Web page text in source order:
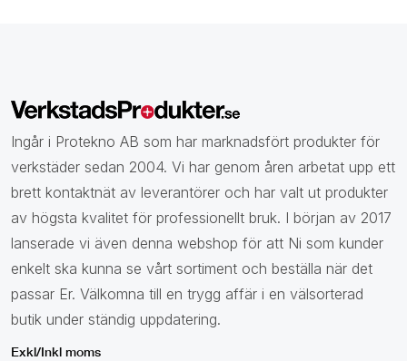
Ingår i Protekno AB som har marknadsfört produkter för
verkstäder sedan 2004. Vi har genom åren arbetat upp ett
brett kontaktnät av leverantörer och har valt ut produkter
av högsta kvalitet för professionellt bruk. I början av 2017
lanserade vi även denna webshop för att Ni som kunder
enkelt ska kunna se vårt sortiment och beställa när det
passar Er. Välkomna till en trygg affär i en välsorterad
butik under ständig uppdatering.
Exkl/Inkl moms